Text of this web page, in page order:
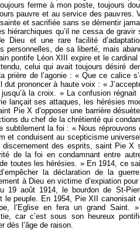
ferme à mon poste, toujours
pauvre et au service des pauvres.
sainte et sacrifiée sans se démentir
hiérarchiques qu’il ne cessa de
Dieu et une rare facilité
personnelles, de sa liberté, mais
pontife Léon XIII expire et le
celui qui avait toujours désiré
prière de l’agonie : « Que ce calice
dut prononcer à haute voix : «
la croix. » La confusion
lançait ses attaques, les hérésies
Pie X d’opposer une barrière
du chef de la chrétienté qui
subtilement la foi : « Nous
et conduisent au scepticisme
discernement des esprits, saint Pie X
de la foi en condamnant entre
toutes les hérésies. » En 1914, ce
la déclaration de la
à Dieu en victime d’expiation
19 août 1914, le bourdon de St-
le peuple. En 1954, Pie XII
l’Eglise en fera un grand
car c’est sous son heureux
dès l’âge de raison.